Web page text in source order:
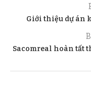
Giới thiệu dự án
Sacomreal hoàn tất